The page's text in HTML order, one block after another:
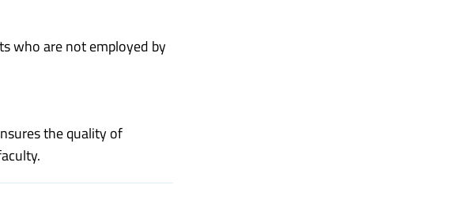
who are not employed by
the quality of